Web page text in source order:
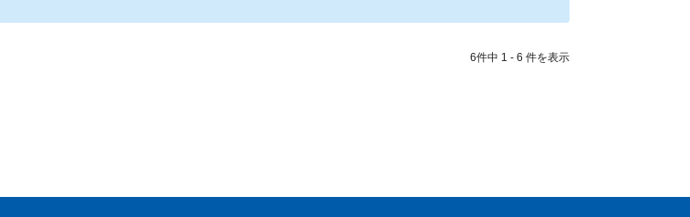
6件中 1 - 6 件を表示